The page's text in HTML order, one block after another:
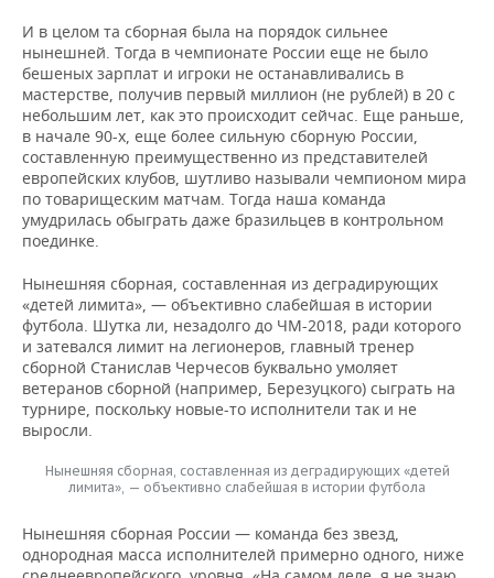
И в целом та сборная была на порядок сильнее
нынешней. Тогда в чемпионате России еще не было
бешеных зарплат и игроки не останавливались в
мастерстве, получив первый миллион (не рублей) в 20 с
небольшим лет, как это происходит сейчас. Еще раньше,
в начале 90-х, еще более сильную сборную России,
составленную преимущественно из представителей
европейских клубов, шутливо называли чемпионом мира
по товарищеским матчам. Тогда наша команда
умудрилась обыграть даже бразильцев в контрольном
поединке.
Нынешняя сборная, составленная из деградирующих
«детей лимита», — объективно слабейшая в истории
футбола. Шутка ли, незадолго до ЧМ-2018, ради которого
и затевался лимит на легионеров, главный тренер
сборной Станислав Черчесов буквально умоляет
ветеранов сборной (например, Березуцкого) сыграть на
турнире, поскольку новые-то исполнители так и не
выросли.
Нынешняя сборная, составленная из деградирующих «детей
лимита», — объективно слабейшая в истории футбола
Нынешняя сборная России — команда без звезд,
однородная масса исполнителей примерно одного, ниже